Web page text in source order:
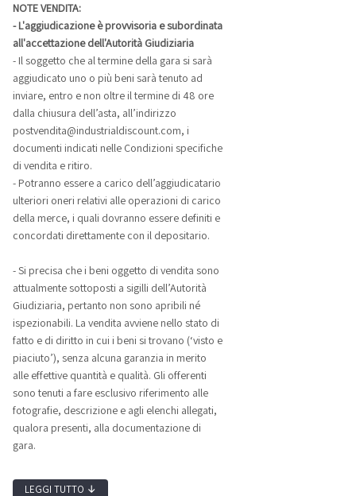
NOTE VENDITA:
- L'aggiudicazione è provvisoria e subordinata
all'accettazione dell'Autorità Giudiziaria
- Il soggetto che al termine della gara si sarà
aggiudicato uno o più beni sarà tenuto ad
inviare, entro e non oltre il termine di 48 ore
dalla chiusura dell’asta, all’indirizzo
postvendita@industrialdiscount.com, i
documenti indicati nelle Condizioni specifiche
di vendita e ritiro.
- Potranno essere a carico dell’aggiudicatario
ulteriori oneri relativi alle operazioni di carico
della merce, i quali dovranno essere definiti e
concordati direttamente con il depositario.
- Si precisa che i beni oggetto di vendita sono
attualmente sottoposti a sigilli dell’Autorità
Giudiziaria, pertanto non sono apribili né
ispezionabili. La vendita avviene nello stato di
fatto e di diritto in cui i beni si trovano (‘visto e
piaciuto’), senza alcuna garanzia in merito
alle effettive quantità e qualità. Gli offerenti
sono tenuti a fare esclusivo riferimento alle
fotografie, descrizione e agli elenchi allegati,
qualora presenti, alla documentazione di
gara.
LEGGI TUTTO ↓